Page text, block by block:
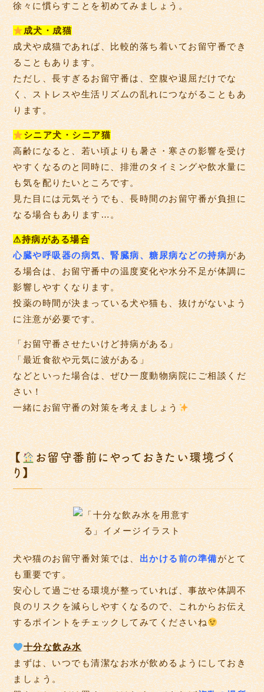
徐々に慣らすことを初めてみましょう。
成犬・成猫
成犬や成猫であれば、比較的落ち着いてお留守番でき
ることもあります。
ただし、長すぎるお留守番は、空腹や退屈だけでな
く、ストレスや生活リズムの乱れにつながることもあ
ります。
シニア犬・シニア猫
高齢になると、若い頃よりも暑さ・寒さの影響を受け
やすくなるのと同時に、排泄のタイミングや飲水量に
も気を配りたいところです。
見た目には元気そうでも、長時間のお留守番が負担に
なる場合もあります…。
⚠持病がある場合
心臓や呼吸器の病気、腎臓病、糖尿病などの持病があ
る場合は、お留守番中の温度変化や水分不足が体調に
影響しやすくなります。
投薬の時間が決まっている犬や猫も、抜けがないよう
に注意が必要です。
「お留守番させたいけど持病がある」
「最近食欲や元気に波がある」
などといった場合は、ぜひ一度動物病院にご相談くだ
さい！
一緒にお留守番の対策を考えましょう
【
お留守番前にやっておきたい環境づく
り】
犬や猫のお留守番対策では、出かける前の準備がとて
も重要です。
安心して過ごせる環境が整っていれば、事故や体調不
良のリスクを減らしやすくなるので、これからお伝え
するポイントをチェックしてみてくださいね
十分な飲み水
まずは、いつでも清潔なお水が飲めるようにしておき
ましょう。